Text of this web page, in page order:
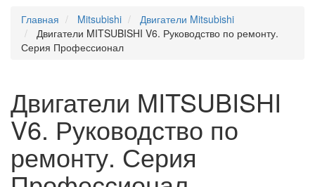
Главная
Mitsubishi
Двигатели Mitsubishi
Двигатели MITSUBISHI V6. Руководство по ремонту.
Серия Профессионал
Двигатели MITSUBISHI
V6. Руководство по
ремонту. Серия